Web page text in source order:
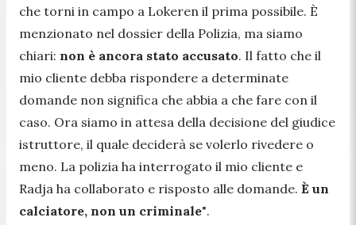
che torni in campo a Lokeren il prima possibile. È
menzionato nel dossier della Polizia, ma siamo
chiari: non è ancora stato accusato. Il fatto che il
mio cliente debba rispondere a determinate
domande non significa che abbia a che fare con il
caso. Ora siamo in attesa della decisione del giudice
istruttore, il quale deciderà se volerlo rivedere o
meno. La polizia ha interrogato il mio cliente e
Radja ha collaborato e risposto alle domande. È un
calciatore, non un criminale".